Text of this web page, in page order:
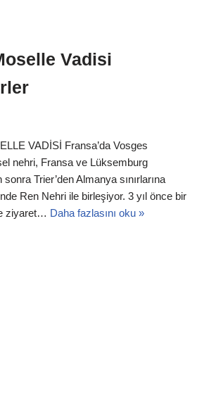
Vadisi
VADİSİ Fransa’da Vosges
nehri, Fransa ve Lüksemburg
Trier’den Almanya sınırlarına
Ren Nehri ile birleşiyor. 3 yıl önce bir
ziyaret… Daha fazlasını oku »